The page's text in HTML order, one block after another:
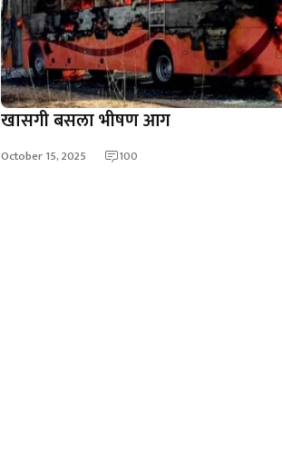
खासगी बसला भीषण आग
October 15, 2025 100